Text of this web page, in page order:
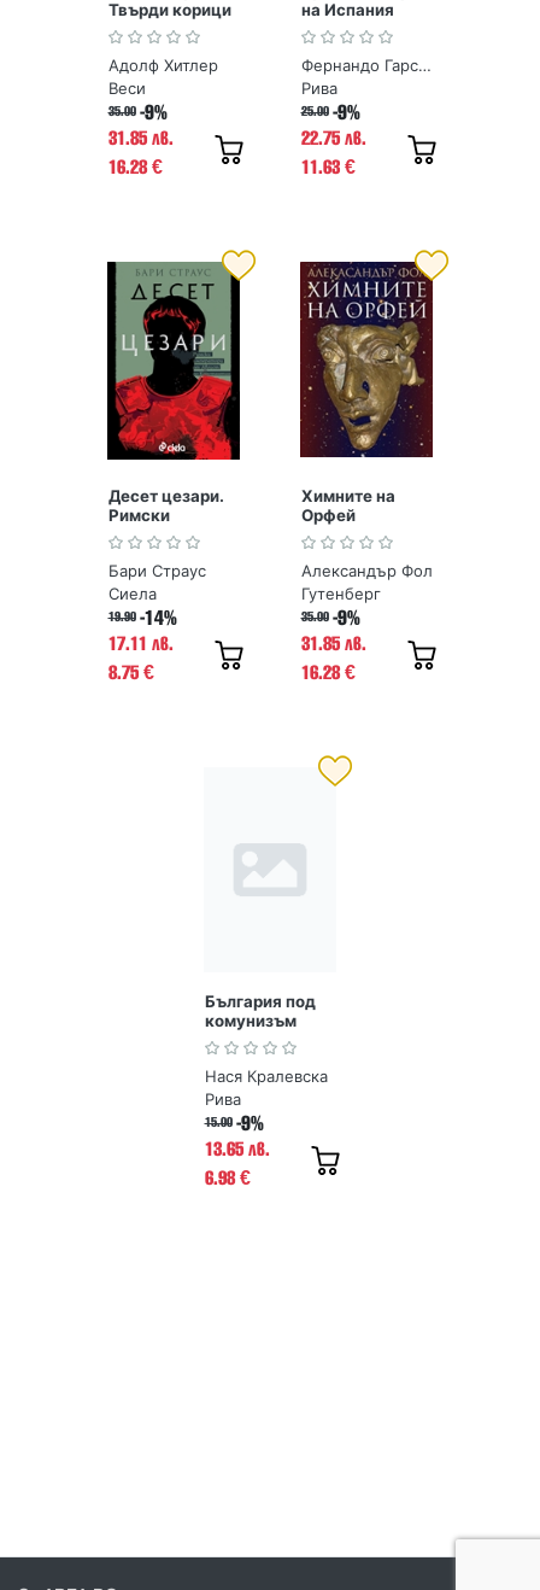
Твърди корици
Адолф Хитлер
Веси
35.00 -9%
31.85 лв.
16.28€
на Испания
Фернандо Гарсия де Кортасар, Хосе Мануел Гонсалес Весга
Рива
25.00 -9%
22.75 лв.
11.63 €
Десет цезари.
Римски
императори от
Август до
Константин
Бари Страус
Сиела
19.90 -14%
17.11 лв.
8.75 €
Химните на
Орфей
Александър Фол
Гутенберг
35.00 -9%
31.85 лв.
16.28€
България под
комунизъм
Нася Кралевска
Рива
15.00 -9%
13.65 лв.
6.98€